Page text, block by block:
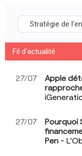
Stratégie de
Performance
Fil d'actualité
Consulter les avis
27/07
Apple
27/07
Pourquoi
Pen -